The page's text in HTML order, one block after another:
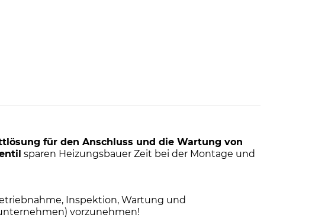
für den Anschluss und die Wartung von
sparen Heizungsbauer Zeit bei der Montage und
Inspektion, Wartung und
vorzunehmen!